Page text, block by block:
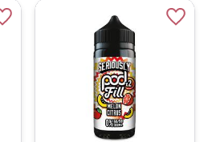
Lägg till i favoriter